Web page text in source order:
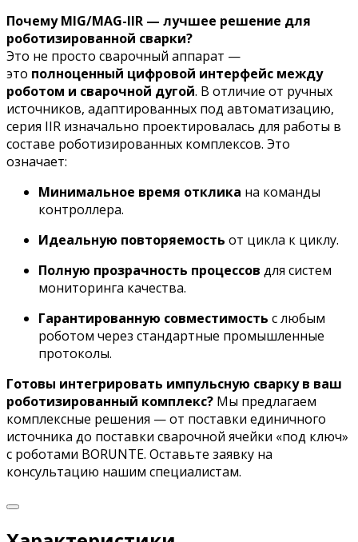
Почему MIG/MAG-IIR — лучшее решение для
роботизированной сварки?
Это не просто сварочный аппарат —
это полноценный цифровой интерфейс между
роботом и сварочной дугой. В отличие от ручных
источников, адаптированных под автоматизацию,
серия IIR изначально проектировалась для работы в
составе роботизированных комплексов. Это
означает:
Минимальное время отклика на команды
контроллера.
Идеальную повторяемость от цикла к циклу.
Полную прозрачность процессов для систем
мониторинга качества.
Гарантированную совместимость с любым
роботом через стандартные промышленные
протоколы.
Готовы интегрировать импульсную сварку в ваш
роботизированный комплекс? Мы предлагаем
комплексные решения — от поставки единичного
источника до поставки сварочной ячейки «под ключ»
с роботами BORUNTE. Оставьте заявку на
консультацию нашим специалистам.